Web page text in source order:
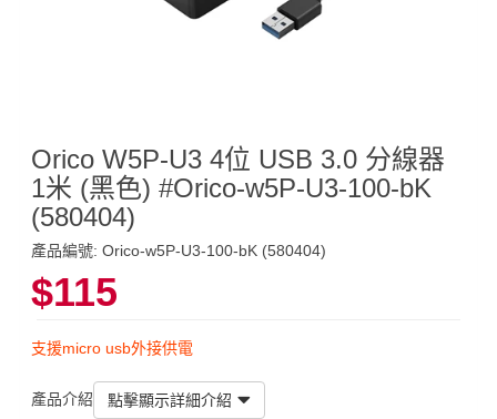
Orico W5P-U3 4位 USB 3.0 分線器
1米 (黑色) #Orico-w5P-U3-100-bK
(580404)
產品編號: Orico-w5P-U3-100-bK (580404)
$115
支援micro usb外接供電
產品介紹
點擊顯示詳細介紹